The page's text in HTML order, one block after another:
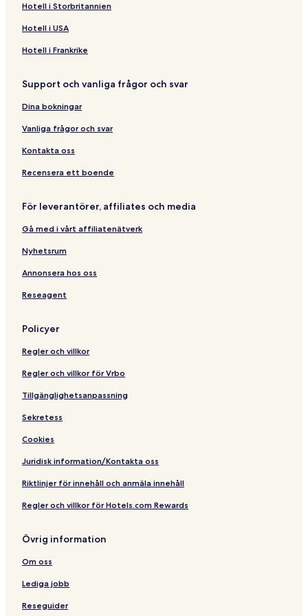
C
h
e
f
d
r
e
w
e
C
l
c
t
i
o
t
r
e
a
n
n
g
l
e
e
o
d
g
e
r
e
r
m
s
n
f
a
m
s
Hotell i Storbritannien
Hotell i USA
Hotell i Frankrike
Support och vanliga frågor och svar
Dina bokningar
Vanliga frågor och svar
Kontakta oss
Recensera ett boende
För leverantörer, affiliates och media
Gå med i vårt affiliatenätverk
Nyhetsrum
Annonsera hos oss
Reseagent
Policyer
Regler och villkor
Regler och villkor för Vrbo
Tillgänglighetsanpassning
Sekretess
Cookies
Juridisk information/Kontakta oss
Riktlinjer för innehåll och anmäla innehåll
Regler och villkor för Hotels.com Rewards
Övrig information
Om oss
Lediga jobb
Reseguider